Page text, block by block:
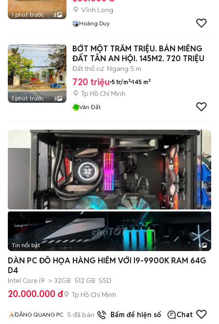
1 phút trước 2
Vĩnh Long
Hoàng Duy
1 phút trước 3
BỚT MỘT TRĂM TRIỆU. BÁN MIẾNG
ĐẤT TÂN AN HỘI. 145M2. 720 TRIỆU
Đất thổ cư Ngang 5 m
720 triệu 5 tr/m² 145 m²
Tp Hồ Chí Minh
Vân Đất
Tin nổi bật 5
DÀN PC ĐỒ HỌA HÀNG HIẾM VỚI I9-9900K RAM 64G
D4
Intel Core i9 > 32GB 512 GB SSD
20.000.000 đ Tp Hồ Chí Minh
ĐĂNG QUANG PC 5 đã bán Bấm để hiện số Chat